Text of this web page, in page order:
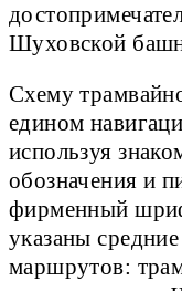
Шуховской
Схему
едином
используя
обозначения и
фирменный
указаны
маршрутов: